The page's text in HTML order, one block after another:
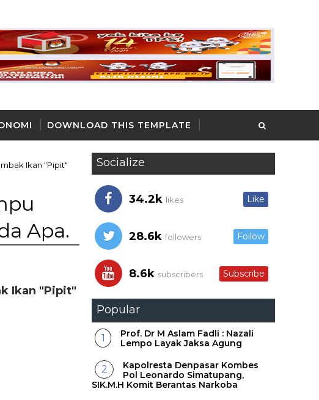
DOWNLOAD THIS TEMPLATE
Ikan "Pipit"
Apa.
Ikan "Pipit"
Socialize
34.2k likes Like
28.6k followers Follow
8.6k subscribers Subscribe
Popular
Prof. Dr M Aslam Fadli : Nazali
Lempo Layak Jaksa Agung
Kapolresta Denpasar Kombes
Pol Leonardo Simatupang,
SIK.M.H Komit Berantas Narkoba